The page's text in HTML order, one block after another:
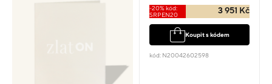
-20% kód:
SRPEN20
3 951 Kč
Koupit s kódem
kód: N20042602598